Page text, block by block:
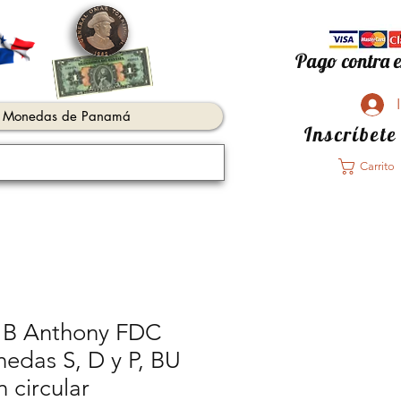
Monedas de Panamá
Pago contra
Carrito
Anthony FDC
S, D y P, BU
circular